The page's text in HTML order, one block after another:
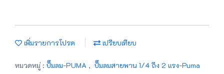
เพิ่มรายการโปรด เปรียบเทียบ
หมวดหมู่ : ปั๊มลม-PUMA , ปั๊มลมสายพาน 1/4 ถึง 2 แรง-Puma